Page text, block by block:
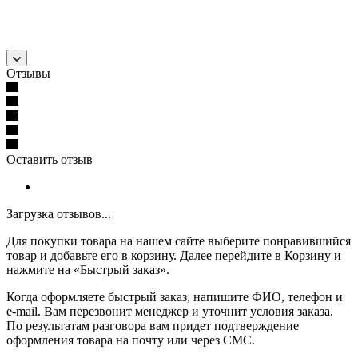
Отзывы
Оставить отзыв
Загрузка отзывов...
Для покупки товара на нашем сайте выберите понравившийся
товар и добавьте его в корзину. Далее перейдите в Корзину и
нажмите на «Быстрый заказ».
Когда оформляете быстрый заказ, напишите ФИО, телефон и
e-mail. Вам перезвонит менеджер и уточнит условия заказа.
По результатам разговора вам придет подтверждение
оформления товара на почту или через СМС.